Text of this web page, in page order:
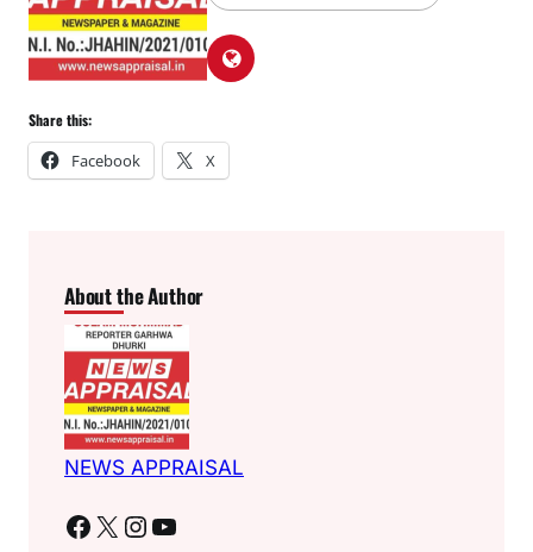
Share this:
Facebook X
About the Author
NEWS APPRAISAL
Facebook X Instagram YouTube